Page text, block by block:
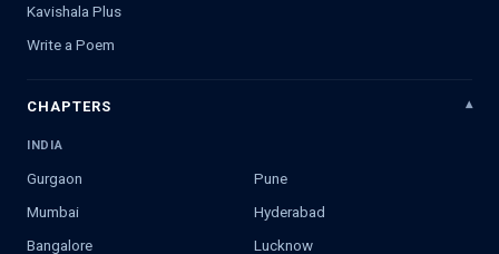
Kavishala Plus
Write a Poem
CHAPTERS
INDIA
Gurgaon
Pune
Mumbai
Hyderabad
Bangalore
Lucknow